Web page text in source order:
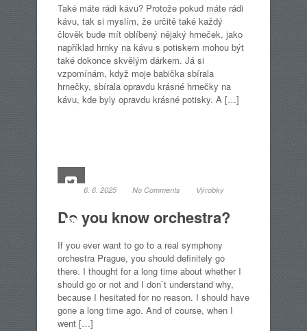
Také máte rádi kávu? Protože pokud máte rádi
kávu, tak si myslím, že určitě také každý
člověk bude mít oblíbený nějaký hrneček, jako
například hrnky na kávu s potiskem mohou být
také dokonce skvělým dárkem. Já si
vzpomínám, když moje babička sbírala
hrnečky, sbírala opravdu krásné hrnečky na
kávu, kde byly opravdu krásné potisky. A […]
6. 6. 2025 No Comments Výrobky
Do you know orchestra?
If you ever want to go to a real symphony
orchestra Prague, you should definitely go
there. I thought for a long time about whether I
should go or not and I don`t understand why,
because I hesitated for no reason. I should have
gone a long time ago. And of course, when I
went […]